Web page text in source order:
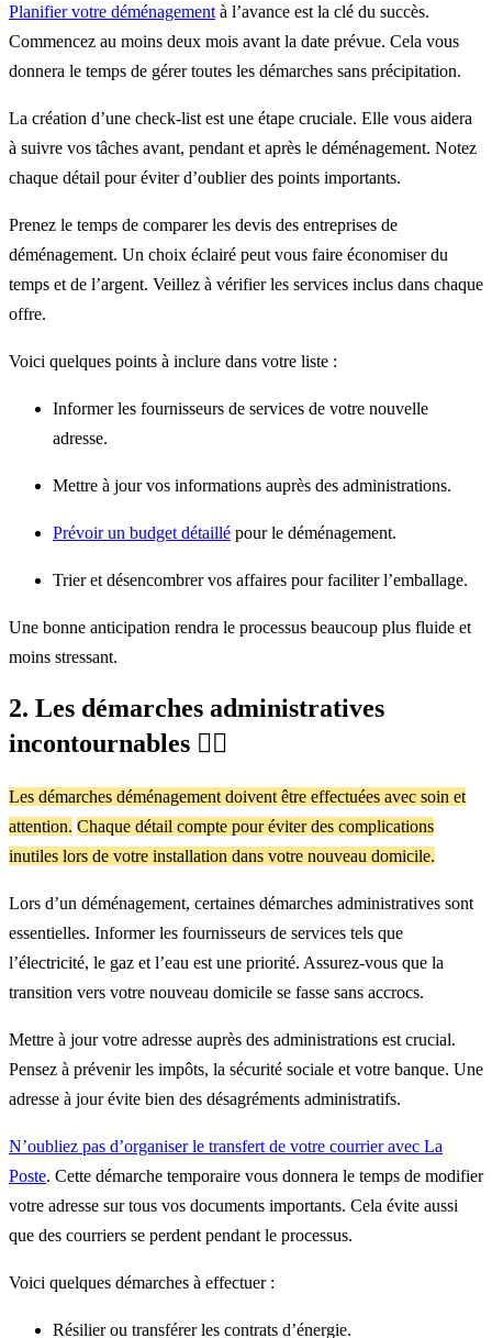
Planifier votre déménagement à l’avance est la clé du succès.
Commencez au moins deux mois avant la date prévue. Cela vous
donnera le temps de gérer toutes les démarches sans précipitation.
La création d’une check-list est une étape cruciale. Elle vous aidera
à suivre vos tâches avant, pendant et après le déménagement. Notez
chaque détail pour éviter d’oublier des points importants.
Prenez le temps de comparer les devis des entreprises de
déménagement. Un choix éclairé peut vous faire économiser du
temps et de l’argent. Veillez à vérifier les services inclus dans chaque
offre.
Voici quelques points à inclure dans votre liste :
Informer les fournisseurs de services de votre nouvelle
adresse.
Mettre à jour vos informations auprès des administrations.
Prévoir un budget détaillé pour le déménagement.
Trier et désencombrer vos affaires pour faciliter l’emballage.
Une bonne anticipation rendra le processus beaucoup plus fluide et
moins stressant.
2. Les démarches administratives
incontournables ✍🏻
Les démarches déménagement doivent être effectuées avec soin et
attention. Chaque détail compte pour éviter des complications
inutiles lors de votre installation dans votre nouveau domicile.
Lors d’un déménagement, certaines démarches administratives sont
essentielles. Informer les fournisseurs de services tels que
l’électricité, le gaz et l’eau est une priorité. Assurez-vous que la
transition vers votre nouveau domicile se fasse sans accrocs.
Mettre à jour votre adresse auprès des administrations est crucial.
Pensez à prévenir les impôts, la sécurité sociale et votre banque. Une
adresse à jour évite bien des désagréments administratifs.
N’oubliez pas d’organiser le transfert de votre courrier avec La
Poste. Cette démarche temporaire vous donnera le temps de modifier
votre adresse sur tous vos documents importants. Cela évite aussi
que des courriers se perdent pendant le processus.
Voici quelques démarches à effectuer :
Résilier ou transférer les contrats d’énergie.